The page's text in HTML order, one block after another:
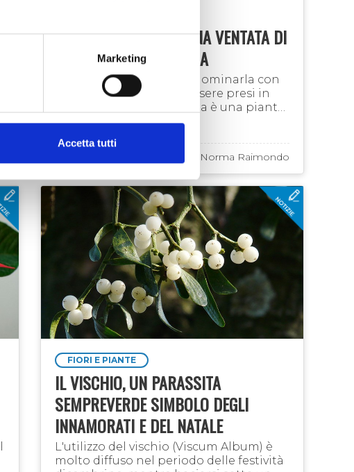
Marketing
Accetta tutti
LA MENTA PIPERITA, UNA VENTATA DI
GUSTO E DI FRESCHEZZA
A noi piemontesi basta nominarla con
la tipica "e" aperta per essere presi in
giro, ma la menta piperita è una pianta
aromatica utilizzata in tutto il mondo.
Norma Raimondo
FIORI E PIANTE
IL VISCHIO, UN PARASSITA
SEMPREVERDE SIMBOLO DEGLI
INNAMORATI E DEL NATALE
L'utilizzo del vischio (Viscum Album) è
molto diffuso nel periodo delle festività